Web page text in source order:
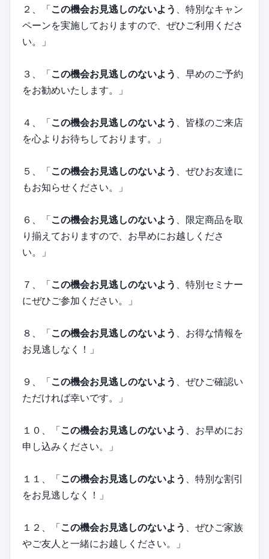
２、「この機会お見逃しのないよう
、特別なキャン
ペーンを実施しておりますので、ぜひご利用くださ
い。」
３、「この機会お見逃しのないよう
、早めのご予約
をお勧めいたします。」
４、「この機会お見逃しのないよう
、皆様のご来店
を心よりお待ちしております。」
５、「この機会お見逃しのないよう
、ぜひお友達に
もお知らせください。」
６、「この機会お見逃しのないよう
、限定商品を取
り揃えておりますので、お早めにお越しくださ
い。」
７、「この機会お見逃しのないよう
、特別セミナー
にぜひご参加ください。」
８、「この機会お見逃しのないよう
、お得な情報を
お見逃しなく！」
９、「この機会お見逃しのないよう
、ぜひご確認い
ただければ幸いです。」
１０、「この機会お見逃しのないよう
、お早めにお
申し込みください。」
１１、「この機会お見逃しのないよう
、特別な割引
をお見逃しなく！」
１２、「この機会お見逃しのないよう
、ぜひご家族
やご友人と一緒にお越しください。」